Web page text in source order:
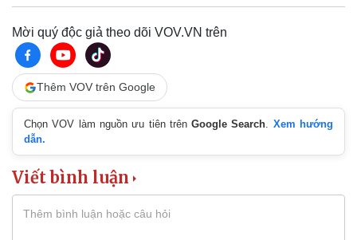
Pháp luật
Vụ án
Tin nóng
Mời quý độc giả theo dõi VOV.VN trên
Thêm VOV trên Google
Chọn VOV làm nguồn ưu tiên trênGoogle Search. Xem hướng
dẫn.
Viết bình luận